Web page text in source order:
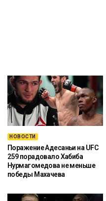
НОВОСТИ
Поражение Адесаньи на UFC
259 порадовало Хабиба
Нурмагомедова не меньше
победы Махачева